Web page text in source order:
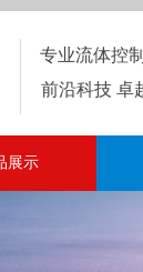
专业流体控
前沿科技 卓
展示